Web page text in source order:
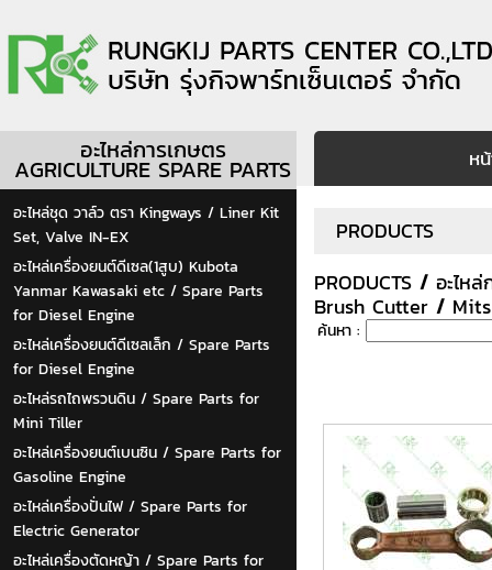
อะไหล่การเกษตร
AGRICULTURE SPARE PARTS
อะไหล่ชุด วาล์ว ตรา Kingways / Liner Kit
Set, Valve IN-EX
อะไหล่เครื่องยนต์ดีเซล(1สูบ) Kubota
Yanmar Kawasaki etc / Spare Parts
for Diesel Engine
อะไหล่เครื่องยนต์ดีเซลเล็ก / Spare Parts
for Diesel Engine
อะไหล่รถไถพรวนดิน / Spare Parts for
Mini Tiller
อะไหล่เครื่องยนต์เบนซิน / Spare Parts for
Gasoline Engine
อะไหล่เครื่องปั่นไฟ / Spare Parts for
Electric Generator
อะไหล่เครื่องตัดหญ้า / Spare Parts for
ห
PRODUCTS
PRODUCTS / อะไหล่
Brush Cutter /
ค้นหา :